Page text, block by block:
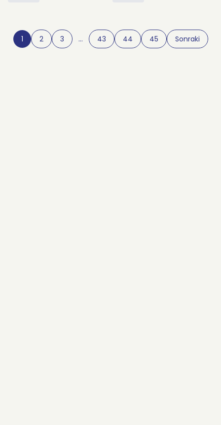
1 2 3 … 43 44 45 Sonraki